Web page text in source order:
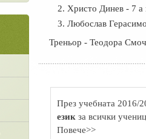
Христо Динев - 7 а
Любослав
Треньор - Теодора
През учебната 2016/
език за всички
Повече>>